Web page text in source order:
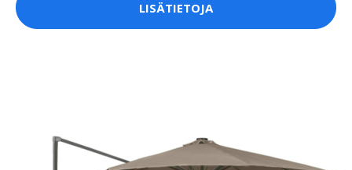
LISÄTIETOJA